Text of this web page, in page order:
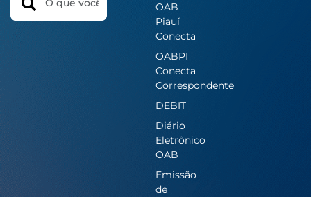
OAB
Piauí
Conecta
OABPI
Conecta
Correspondente
DEBIT
Diário
Eletrônico
OAB
Emissão
de